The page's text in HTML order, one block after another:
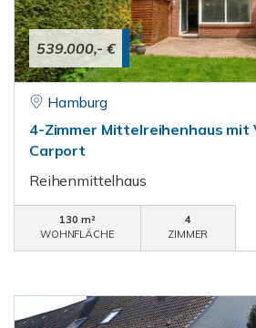
539.000,- €
Hamburg
4-Zimmer Mittelreihenhaus mit
Carport
Reihenmittelhaus
130 m²
WOHNFLÄCHE
4
ZIMMER